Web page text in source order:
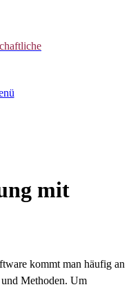
mit
kommt man häufig an
Methoden. Um